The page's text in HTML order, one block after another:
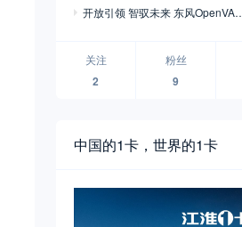
新标杆
开放引领 智驭未来 东风OpenVAN
关注
2
粉丝
9
中国的1卡，世界的1卡